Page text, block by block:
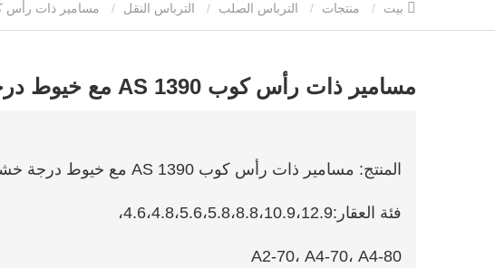
منتجات الترباس الصلب الترباس النقل
مسامير ذات رأس كوب AS 1390 مع خيوط درجة خشنة مترية ISO
المنتج: مسامير ذات رأس كوب AS 1390 مع خيوط درجة خشنة مترية ISO
فئة العقار:4.6،4.8،5.6،5.8،8.8،10.9،12.9،
A2-70، A4-70، A4-80